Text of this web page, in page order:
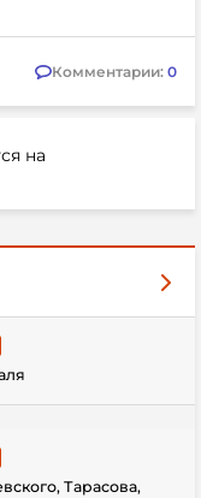
Комментарии: 0
на
Тарасова,